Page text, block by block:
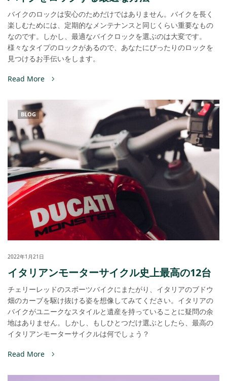
バイクのロックは安心のためだけではありません。バイクを長く
楽しむためには、定期的なメンテナンスと同じくらい重要なもの
なのです。しかし、最適なバイクロックを選ぶのは大変です。
様々なタイプのロックがあるので、あなたにぴったりのロックを
見つけるお手伝いをします。
Read More
BLOG
2022年1月21日
イタリアンモーターサイクル史上最高の12台
チェリーレッドのスポーツバイクにまたがり、イタリアのブドウ
畑のカーブを駆け抜ける姿を想像してみてください。イタリアの
バイクがユニークなスタイルと遺産を持っていることに疑問の余
地はありません。しかし、もしひとつだけ選ぶとしたら、最高の
イタリアンモーターサイクルは何でしょう？
Read More